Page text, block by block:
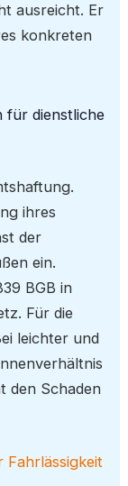
ausreicht. Er
konkreten
für dienstliche
ihres
der
ein.
BGB in
Für die
leichter und
den Schaden
Fahrlässigkeit